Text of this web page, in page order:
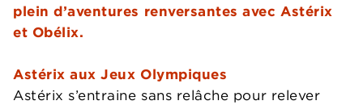
plein d’aventures renversantes avec Astérix
et Obélix.
Astérix aux Jeux Olympiques
Astérix s’entraine sans relâche pour relever